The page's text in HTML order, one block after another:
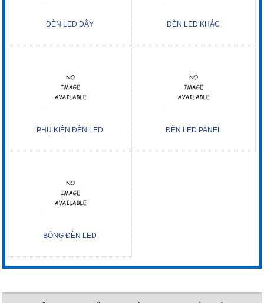
ĐÈN LED DÂY ĐÈN LED KHÁC
PHỤ KIỆN ĐÈN LED ĐÈN LED PANEL
BÓNG ĐÈN LED